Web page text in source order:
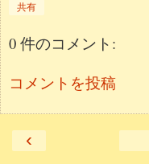
共有
0 件のコメント:
コメントを投稿
‹